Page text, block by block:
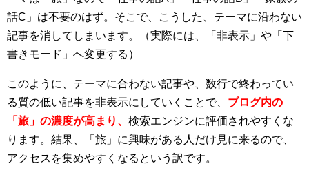
話C」は不要のはず。そこで、こうした、テーマに沿わない
記事を消してしまいます。（実際には、「非表示」や「下
書きモード」へ変更する）
このように、テーマに合わない記事や、数行で終わってい
る質の低い記事を非表示にしていくことで、 ブログ内の
「旅」の濃度が高まり、 検索エンジンに評価されやすくな
ります。結果、「旅」に興味がある人だけ見に来るので、
アクセスを集めやすくなるという訳です。